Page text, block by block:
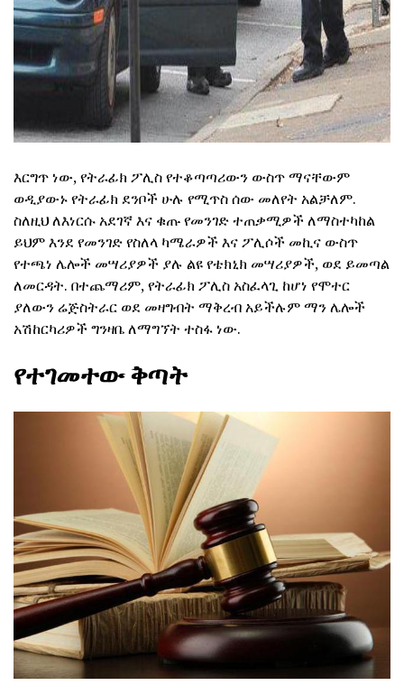
እርግጥ ነው, የትራፊክ ፖሊስ የተቆጣጣሪውን ውስጥ ማናቸውም
ወዲያውኑ የትራፊክ ደንቦች ሁሉ የሚጥስ ሰው መለየት አልቻለም.
ስለዚህ ለእነርሱ አደገኛ እና ቁጡ የመንገድ ተጠቃሚዎች ለማስተካከል
ይህም እንደ የመንገድ የስለላ ካሜራዎች እና ፖሊሶች መኪና ውስጥ
የተጫነ ሌሎች መሣሪያዎች ያሉ ልዩ የቴክኒክ መሣሪያዎች, ወደ ይመጣል
ለመርዳት. በተጨማሪም, የትራፊክ ፖሊስ አስፈላጊ ከሆነ የሞተር
ያለውን ሬጅስትራር ወደ መዛግብት ማቅረብ አይችሉም ማን ሌሎች
አሽከርካሪዎች ግንዛቤ ለማግኘት ተስፋ ነው.
የተገመተው ቅጣት